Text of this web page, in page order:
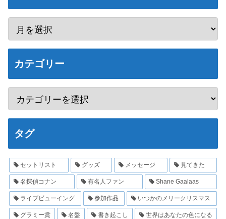
カテゴリー
タグ
セットリスト グッズ メッセージ 見てきた
名探偵コナン 有名人ファン Shane Gaalaas
ライブビューイング 参加作品 いつかのメリークリスマス
グラミー賞 名盤 書き起こし 世界はあなたの色になる